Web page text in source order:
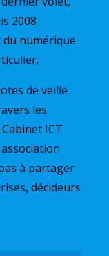
2008
du numérique
de veille
les
ICT
association
à partager
décideurs